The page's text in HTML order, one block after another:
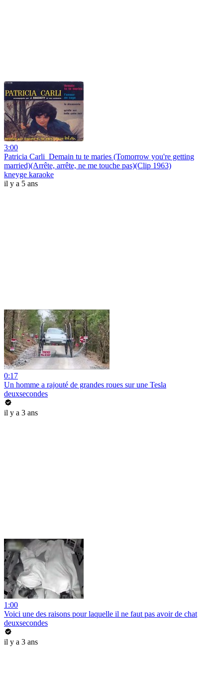
3:00
Patricia Carli_Demain tu te maries (Tomorrow you're getting
married)(Arrête, arrête, ne me touche pas)(Clip 1963)
kneyge karaoke
il y a 5 ans
0:17
Un homme a rajouté de grandes roues sur une Tesla
deuxsecondes
il y a 3 ans
1:00
Voici une des raisons pour laquelle il ne faut pas avoir de chat
deuxsecondes
il y a 3 ans